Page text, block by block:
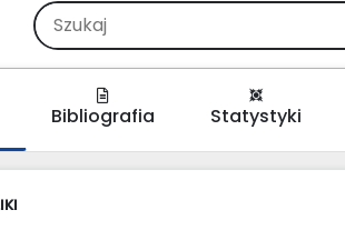
Bibliografia Statystyki